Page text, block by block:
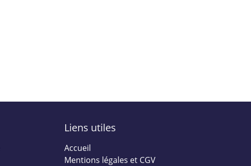
Liens utiles
Accueil
Mentions légales et CGV